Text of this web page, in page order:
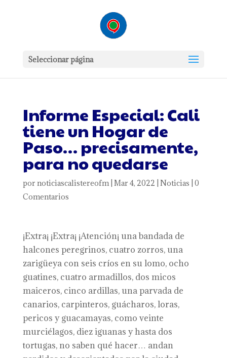
Seleccionar página
Informe Especial: Cali
tiene un Hogar de
Paso… precisamente,
para no quedarse
por noticiascalistereofm| Mar 4, 2022 Noticias 0
Comentarios
¡Extra¡ ¡Extra¡ ¡Atención¡ una bandada de
halcones peregrinos, cuatro zorros, una
zarigüeya con seis críos en su lomo, ocho
guatines, cuatro armadillos, dos micos
maiceros, cinco ardillas, una parvada de
canarios, carpinteros, guácharos, loras,
pericos y guacamayas, como veinte
murciélagos, diez iguanas y hasta dos
tortugas, no saben qué hacer… andan